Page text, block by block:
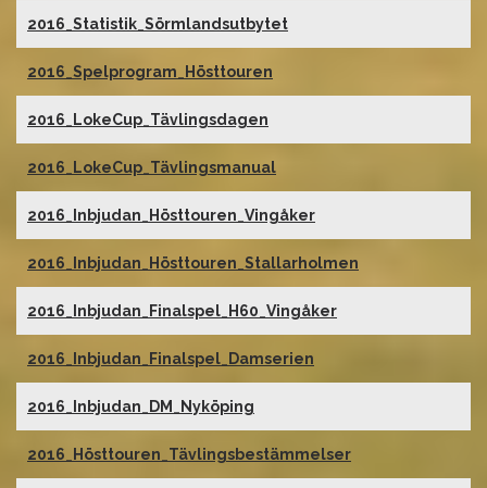
2016_Statistik_Sörmlandsutbytet
2016_Spelprogram_Hösttouren
2016_LokeCup_Tävlingsdagen
2016_LokeCup_Tävlingsmanual
2016_Inbjudan_Hösttouren_Vingåker
2016_Inbjudan_Hösttouren_Stallarholmen
2016_Inbjudan_Finalspel_H60_Vingåker
2016_Inbjudan_Finalspel_Damserien
2016_Inbjudan_DM_Nyköping
2016_Hösttouren_Tävlingsbestämmelser